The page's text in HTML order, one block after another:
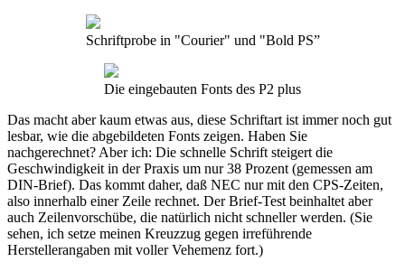
Schriftprobe in "Courier" und "Bold PS”
Die eingebauten Fonts des P2 plus
Das macht aber kaum etwas aus, diese Schriftart ist immer noch gut
lesbar, wie die abgebildeten Fonts zeigen. Haben Sie
nachgerechnet? Aber ich: Die schnelle Schrift steigert die
Geschwindigkeit in der Praxis um nur 38 Prozent (gemessen am
DIN-Brief). Das kommt daher, daß NEC nur mit den CPS-Zeiten,
also innerhalb einer Zeile rechnet. Der Brief-Test beinhaltet aber
auch Zeilenvorschübe, die natürlich nicht schneller werden. (Sie
sehen, ich setze meinen Kreuzzug gegen irreführende
Herstellerangaben mit voller Vehemenz fort.)